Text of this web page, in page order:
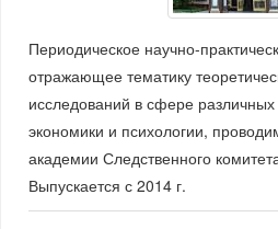
Периодическое научно-
отражающее тематику
исследований в сфере
экономики и психологии,
академии Следственного
Выпускается с 2014 г.